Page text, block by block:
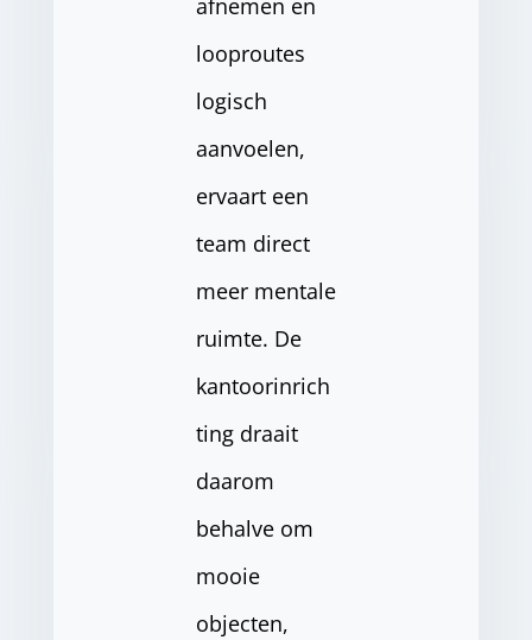
afnemen en
looproutes
logisch
aanvoelen,
ervaart een
team direct
meer mentale
ruimte. De
kantoorinrich
ting draait
daarom
behalve om
mooie
objecten,